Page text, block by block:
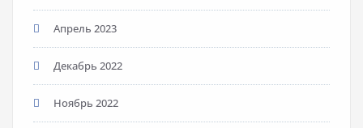
Апрель 2023
Декабрь 2022
Ноябрь 2022